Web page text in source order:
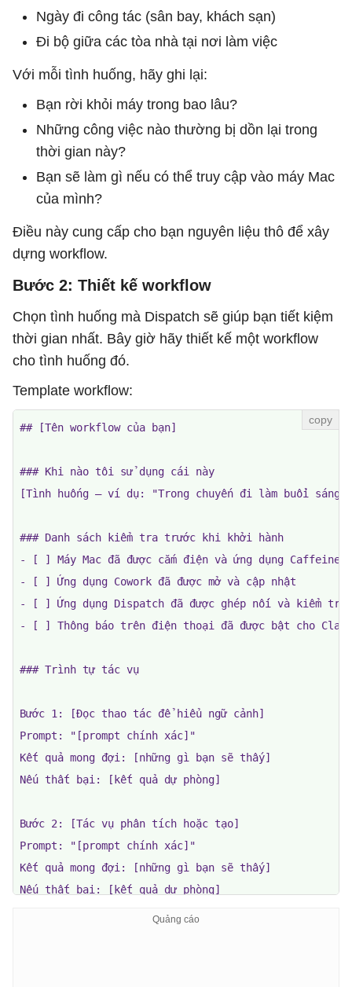
Ngày đi công tác (sân bay, khách sạn)
Đi bộ giữa các tòa nhà tại nơi làm việc
Với mỗi tình huống, hãy ghi lại:
Bạn rời khỏi máy trong bao lâu?
Những công việc nào thường bị dồn lại trong
thời gian này?
Bạn sẽ làm gì nếu có thể truy cập vào máy Mac
của mình?
Điều này cung cấp cho bạn nguyên liệu thô để xây
dựng workflow.
Bước 2: Thiết kế workflow
Chọn tình huống mà Dispatch sẽ giúp bạn tiết kiệm
thời gian nhất. Bây giờ hãy thiết kế một workflow
cho tình huống đó.
Template workflow:
## [Tên workflow của bạn]
### Khi nào tôi sử dụng cái này
[Tình huống — ví dụ: "Trong chuyến đi làm buổi
### Danh sách kiểm tra trước khi khởi hành
- [ ] Máy Mac đã được cắm điện và ứng dụng
- [ ] Ứng dụng Cowork đã được mở và cập nhật
- [ ] Ứng dụng Dispatch đã được ghép nối và kiểm tra
- [ ] Thông báo trên điện thoại đã được bật cho
### Trình tự tác vụ
Bước 1: [Đọc thao tác để hiểu ngữ cảnh]
Prompt: "[prompt chính xác]"
Kết quả mong đợi: [những gì bạn sẽ thấy]
Nếu thất bại: [kết quả dự phòng]
Bước 2: [Tác vụ phân tích hoặc tạo]
Prompt: "[prompt chính xác]"
Kết quả mong đợi: [những gì bạn sẽ thấy]
Nếu thất bại: [kết quả dự phòng]